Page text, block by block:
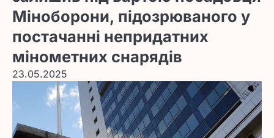
Міноборони, підозрюваного у
постачанні непридатних
мінометних снарядів
23.05.2025